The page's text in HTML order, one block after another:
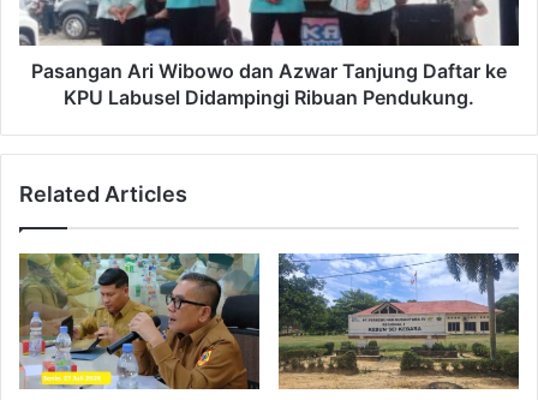
Pasangan Ari Wibowo dan Azwar Tanjung Daftar ke
KPU Labusel Didampingi Ribuan Pendukung.
Related Articles